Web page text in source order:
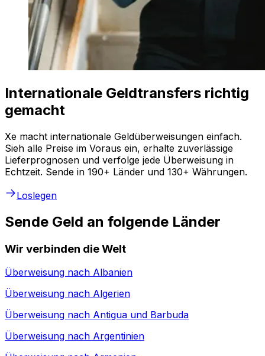
Internationale Geldtransfers richtig
gemacht
Xe macht internationale Geldüberweisungen einfach.
Sieh alle Preise im Voraus ein, erhalte zuverlässige
Lieferprognosen und verfolge jede Überweisung in
Echtzeit. Sende in 190+ Länder und 130+ Währungen.
Loslegen
Sende Geld an folgende Länder
Wir verbinden die Welt
Überweisung nach Albanien
Überweisung nach Algerien
Überweisung nach Antigua und Barbuda
Überweisung nach Argentinien